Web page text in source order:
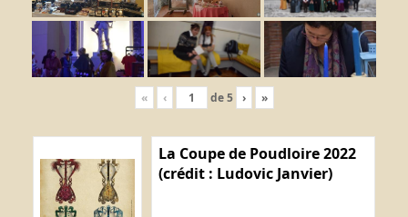
« ‹ de5 › »
La Coupe de Poudloire 2022
(crédit : Ludovic Janvier)